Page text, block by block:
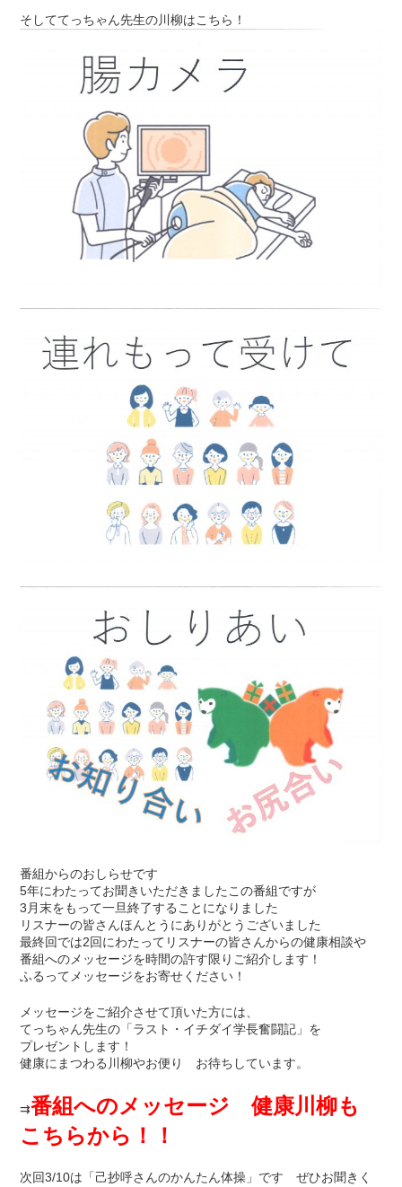
そしててっちゃん先生の川柳はこちら！
番組からのおしらせです
5年にわたってお聞きいただきましたこの番組ですが
3月末をもって一旦終了することになりました
リスナーの皆さんほんとうにありがとうございました
最終回では2回にわたってリスナーの皆さんからの健康相談や
番組へのメッセージを時間の許す限りご紹介します！
ふるってメッセージをお寄せください！
メッセージをご紹介させて頂いた方には、
てっちゃん先生の「ラスト・イチダイ学長奮闘記」を
プレゼントします！
健康にまつわる川柳やお便り お待ちしています。
⇉番組へのメッセージ 健康川柳も
こちらから！！
次回3/10は「己抄呼さんのかんたん体操」です ぜひお聞きく